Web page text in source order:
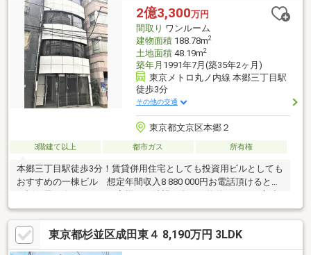
す。《分譲・施工・構造》・令和７年３月築、木のぬくもりを感
じるＢＥＳＳ施工の旧注文住宅です。《道路・方位等》・前面道
路は通りぬけができないため、車の交通量が少ないのが特徴で
す。
2億3,300万円
間取り ワンルーム
建物面積188.78m2
土地面積48.19m2
築年月 1991年7月(築35年2ヶ月)
東京メトロ丸ノ内線 本郷三丁目駅
徒歩3分
その他の交通
東京都文京区本郷２
3階建て以上 都市ガス 所有権
本郷三丁目駅徒歩3分！賃貸併用住宅としても投資用ビルとしても
おすすめの一棟ビル 想定年間収入8 880 000円お電話頂けると、
いでお手伝いさせて頂きます。弊社HPには公開前の物件を多数掲
載しておりますので、新鮮な情報をいち早く発信させて頂いてお
ります。お客様が納得なさるお住まいが見つかるよう、スピード
感を持って全力でサポートします。売却査定・買い取りも致しま
東京都杉並区成田東４ 8,190万円 3LDK